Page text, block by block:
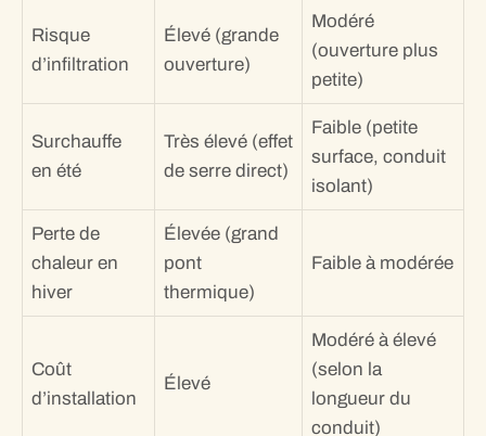
Risque
d’infiltration
Élevé (grande
ouverture)
Modéré
(ouverture plus
petite)
Surchauffe
en été
Très élevé (effet
de serre direct)
Faible (petite
surface, conduit
isolant)
Perte de
chaleur en
hiver
Élevée (grand
pont
thermique)
Faible à modérée
Coût
d’installation
Élevé
Modéré à élevé
(selon la
longueur du
conduit)